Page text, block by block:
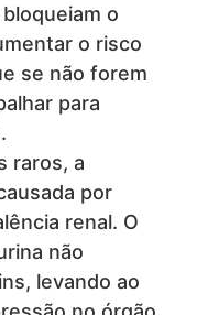
o
o risco
se não forem
para
raros, a
por
renal. O
não
levando ao